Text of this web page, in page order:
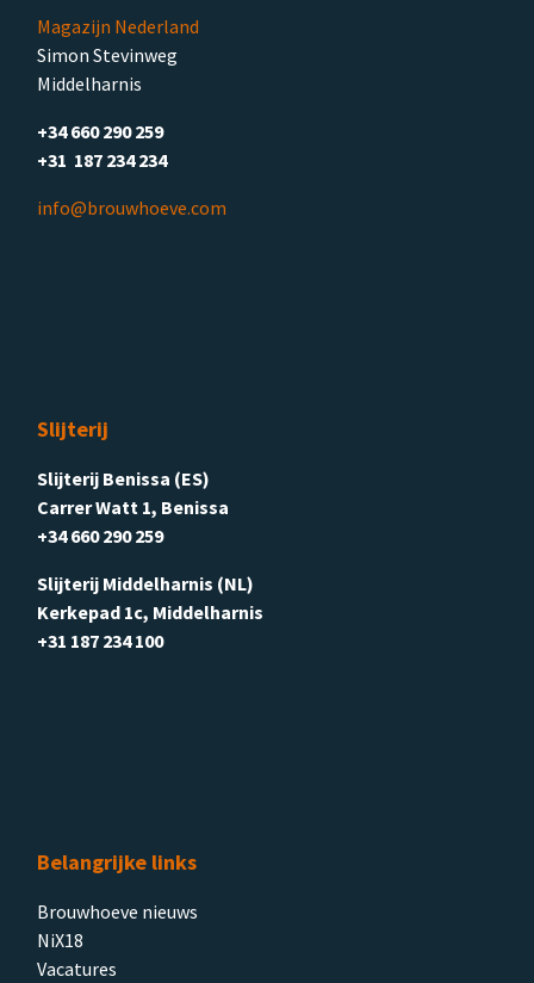
Magazijn Nederland
Simon Stevinweg
Middelharnis
+34 660 290 259
+31 187 234 234
info@brouwhoeve.com
Slijterij
Slijterij Benissa (ES)
Carrer Watt 1, Benissa
+34 660 290 259
Slijterij Middelharnis (NL)
Kerkepad 1c, Middelharnis
+31 187 234 100
Belangrijke links
Brouwhoeve nieuws
NiX18
Vacatures